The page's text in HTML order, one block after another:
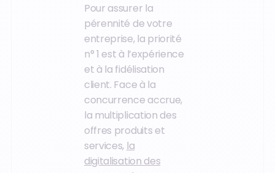
Pour assurer la
pérennité de votre
entreprise, la priorité
n° 1 est à l’expérience
et à la fidélisation
client. Face à la
concurrence accrue,
la multiplication des
offres produits et
services, la
digitalisation des